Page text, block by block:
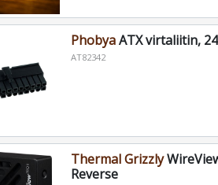
PhobyaATX virtaliitin,
AT82342
Thermal Grizzly
Reverse